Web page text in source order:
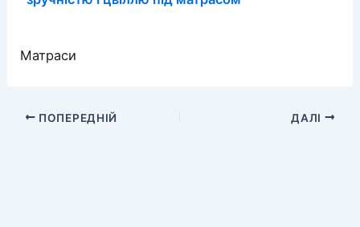
Матраси
ПОПЕРЕДНІЙ ДАЛІ